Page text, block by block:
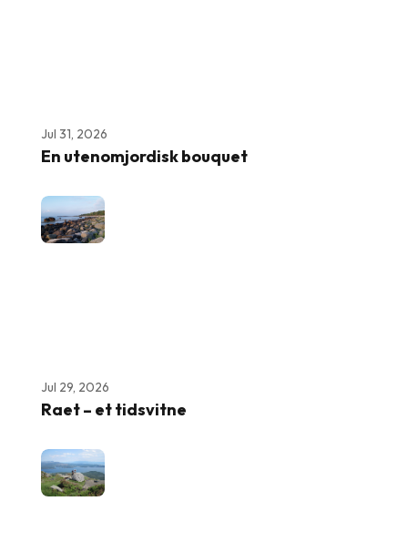
Jul 31, 2026
En utenomjordisk bouquet
Jul 29, 2026
Raet – et tidsvitne